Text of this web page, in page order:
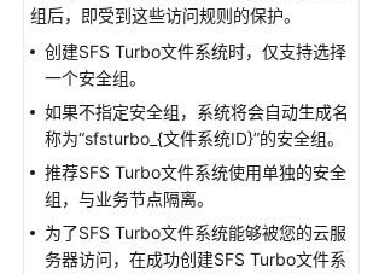
组后，即受到这些访问规则的保护。
创建SFS Turbo文件系统时，仅支持选择
一个安全组。
如果不指定安全组，系统将会自动生成名
称为“sfsturbo_{文件系统ID}”的安全组。
推荐SFS Turbo文件系统使用单独的安全
组，与业务节点隔离。
为了SFS Turbo文件系统能够被您的云服
务器访问，在成功创建SFS Turbo文件系